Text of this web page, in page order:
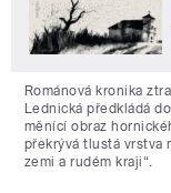
Románová kronika
Lednická předkládá
měnící obraz
překrývá tlustá vrstva
zemi a rudém kraji“.